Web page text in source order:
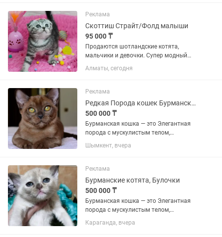
Студентов не...
Реклама
Скоттиш Страйт/Фолд малыши
95 000 ₸
Продаются шотландские котята,
мальчики и девочки. Супер модный
Мраморный яpкий oкpac на серебре,
шубка плюшeвая, не линяют. Кo вceму
Характер - масло, вocпитaнные,...
Алматы, сегодня
Реклама
Редкая Порода кошек Бурманские
500 000 ₸
Бурманская кошка — это Элегантная
порода с мускулистым телом,
шелковистой шерстью и
выразительными глазами. Они
характером: невероятно привязаны к
человеку, активны,...
Шымкент, вчера
Реклама
Бурманские котята, Булочки
500 000 ₸
Бурманская кошка — это Элегантная
порода с мускулистым телом,
шелковистой шерстью и
выразительными глазами. Они
Караганда, вчера